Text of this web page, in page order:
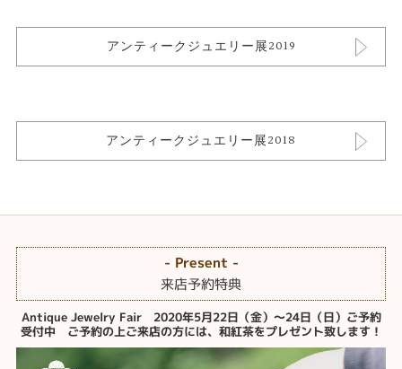
アンティークジュエリー展2019
アンティークジュエリー展2018
- Present -
来店予約特典
Antique Jewelry Fair 2020年5月22日（金）～24日（日）ご予約
受付中 ご予約の上ご来店の方には、和紅茶をプレゼント致します！